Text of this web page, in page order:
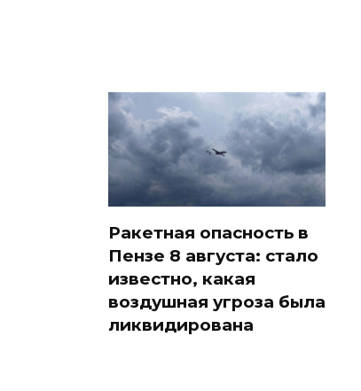
Ракетная опасность в
Пензе 8 августа: стало
известно, какая
воздушная угроза была
ликвидирована